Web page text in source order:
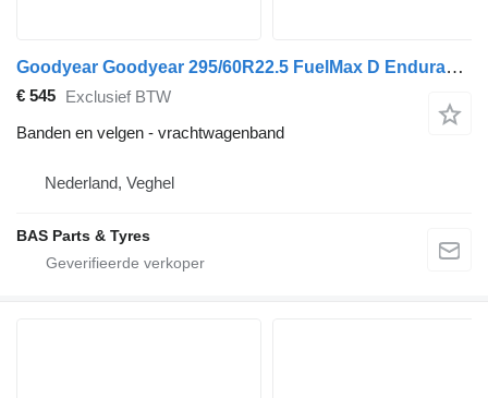
Goodyear Goodyear 295/60R22.5 FuelMax D Endurance
€ 545 Exclusief BTW
Banden en velgen - vrachtwagenband
Nederland, Veghel
BAS Parts & Tyres